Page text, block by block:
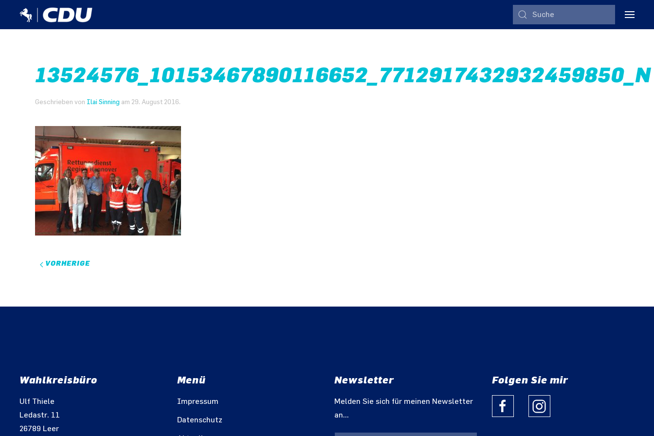
13524576_10153467890116652_7712917432932459850_N
Geschrieben von Ilai Sinning am 29. August 2016.
VORHERIGE
Wahlkreisbüro
Ulf Thiele
Ledastr. 11
26789 Leer
Menü
Impressum
Datenschutz
Newsletter
Melden Sie sich für meinen Newsletter
an...
Folgen Sie mir